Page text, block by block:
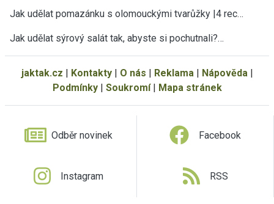
Jak udělat pomazánku s olomouckými tvarůžky |4 rec…
Jak udělat sýrový salát tak, abyste si pochutnali?…
jaktak.cz | Kontakty| O nás | Reklama| Nápověda|
Podmínky| Soukromí| Mapa stránek
Odběr novinek Facebook
Instagram RSS